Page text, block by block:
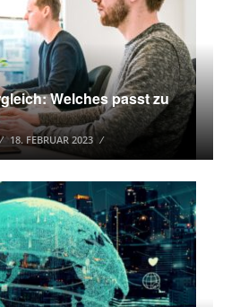
Welches passt zu
18. FEBRUAR 2023